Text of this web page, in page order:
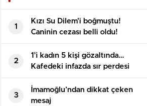
1
Kızı Su Dilem’i boğmuştu!
Caninin cezası belli oldu!
2
1’i kadın 5 kişi gözaltında…
Kafedeki infazda sır perdesi
aralandı!
3
İmamoğlu’ndan dikkat çeken
mesaj